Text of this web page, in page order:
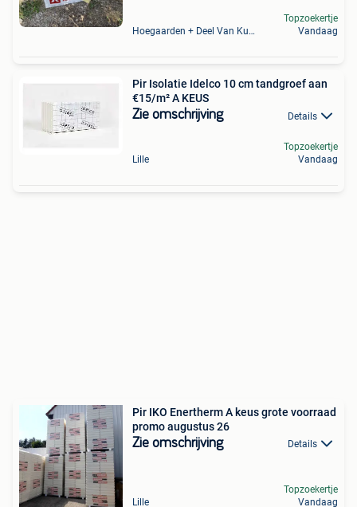
Hoegaarden + Deel Van Kumtich + Deel Van Tienen
Topzoekertje
Vandaag
Pir Isolatie Idelco 10 cm tandgroef aan
€15/m² A KEUS
Zie omschrijving Details
Lille
Topzoekertje
Vandaag
Pir IKO Enertherm A keus grote voorraad
promo augustus 26
Zie omschrijving Details
Lille
Topzoekertje
Vandaag